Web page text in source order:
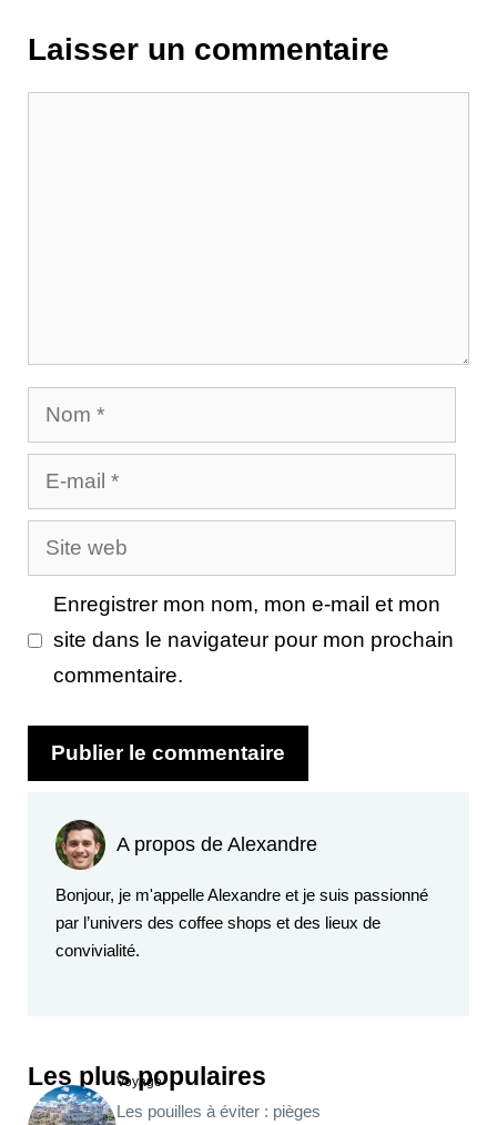
Laisser un commentaire
Nom
E-
mail
Site
web
Enregistrer mon nom, mon e-mail et mon
site dans le navigateur pour mon prochain
commentaire.
A propos de Alexandre
Bonjour, je m'appelle Alexandre et je suis passionné
par l’univers des coffee shops et des lieux de
convivialité.
Les plus populaires
Voyage
Les pouilles à éviter : pièges